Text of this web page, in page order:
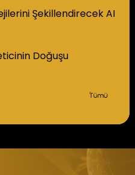
Şekillendirecek AI
Doğuşu
Tümü